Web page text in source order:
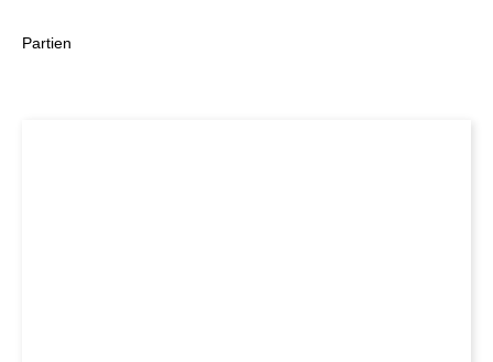
Partien